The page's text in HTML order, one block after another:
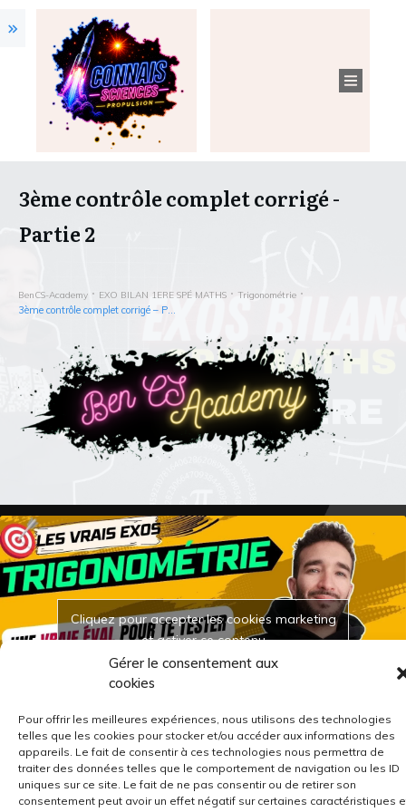
Gérer le consentement aux
cookies
Pour offrir les meilleures expériences, nous utilisons des technologies
telles que les cookies pour stocker et/ou accéder aux informations des
appareils. Le fait de consentir à ces technologies nous permettra de
traiter des données telles que le comportement de navigation ou les ID
uniques sur ce site. Le fait de ne pas consentir ou de retirer son
consentement peut avoir un effet négatif sur certaines caractéristiques
3ème contrôle complet corrigé -
Partie 2
BenCS-Academy EXO BILAN 1ERE SPÉ MATHS Trigonométrie
3ème contrôle complet corrigé – Partie 2
Cliquez pour accepter les cookies marketing
et activer ce contenu